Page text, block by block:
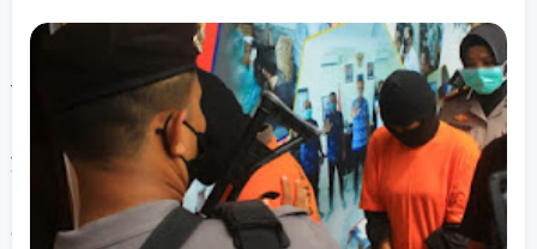
"Kami mengimbau masyarakat untuk tetap tenang dan
tidak membeli produk secara berlebihan, terutama Elpiji.
Masyarakat jangan mudah terpancing atas informasi
yang belum tentu kebenarannya, jangan sampai
kekhawatiran masyarakat dimanfaatkan oleh oknum-
oknum yang tidak bertanggung jawab," tutup Ahad.